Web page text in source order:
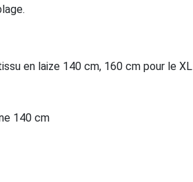
en laize 140 cm, 160 cm pour le XL
140 cm